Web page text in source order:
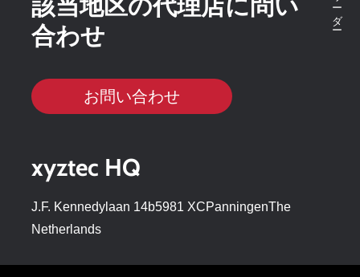
該当地区の代理店に問い
合わせ
お問い合わせ
xyztec HQ
J.F. Kennedylaan 14b5981 XCPanningenThe
Netherlands